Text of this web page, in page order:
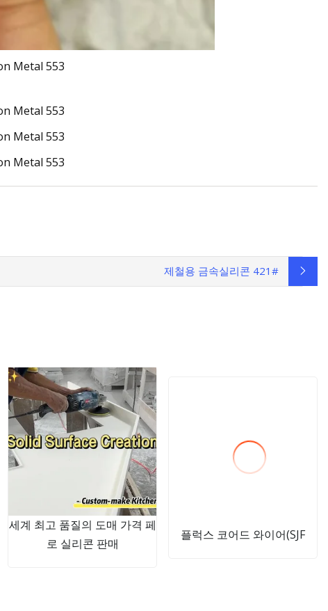
제철용 금속실리콘 421#
세계 최고 품질의 도매 가격 페
로 실리콘 판매
플럭스 코어드 와이어(SJF